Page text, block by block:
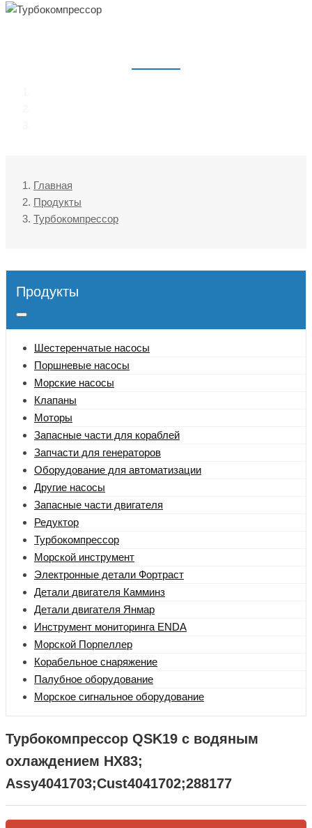
Главная
Продукты
Турбокомпрессор
Продукты
Шестеренчатые насосы
Поршневые насосы
Морские насосы
Клапаны
Моторы
Запасные части для кораблей
Запчасти для генераторов
Оборудование для автоматизации
Другие насосы
Запасные части двигателя
Редуктор
Турбокомпрессор
Морской инструмент
Электронные детали Фортраст
Детали двигателя Камминз
Детали двигателя Янмар
Инструмент мониторинга ENDA
Морской Порпеллер
Корабельное снаряжение
Палубное оборудование
Морское сигнальное оборудование
Турбокомпрессор QSK19 с водяным
охлаждением HX83;
Assy4041703;Cust4041702;288177